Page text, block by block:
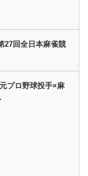
27回全日本麻雀競
プロ野球投手×麻